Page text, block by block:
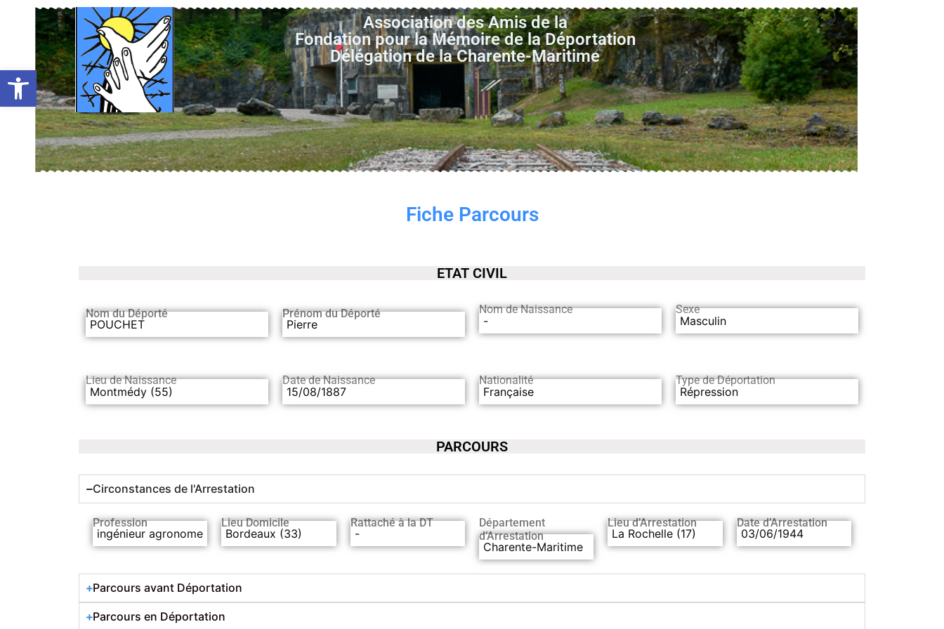
Ouvrir la barre d’outils
Association des Amis de la
Fondation pour la Mémoire de la Déportation
Délégation de la Charente-Maritime
Fiche Parcours
ETAT CIVIL
Nom du Déporté
POUCHET
Prénom du Déporté
Pierre
Nom de Naissance
-
Sexe
Masculin
Lieu de Naissance
Montmédy (55)
Date de Naissance
15/08/1887
Nationalité
Française
Type de Déportation
Répression
PARCOURS
Circonstances de l'Arrestation
Profession
ingénieur agronome
Lieu Domicile
Bordeaux (33)
Rattaché à la DT
-
Département
d’Arrestation
Charente-Maritime
Lieu d’Arrestation
La Rochelle (17)
Date d’Arrestation
03/06/1944
Parcours avant Déportation
Parcours en Déportation